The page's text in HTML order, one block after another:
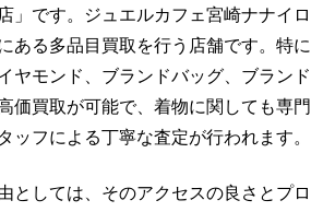
」です。ジュエルカフェ宮崎ナナイロ
ある多品目買取を行う店舗です。特に
ヤモンド、ブランドバッグ、ブランド
価買取が可能で、着物に関しても専門
ッフによる丁寧な査定が行われます。
としては、そのアクセスの良さとプロ